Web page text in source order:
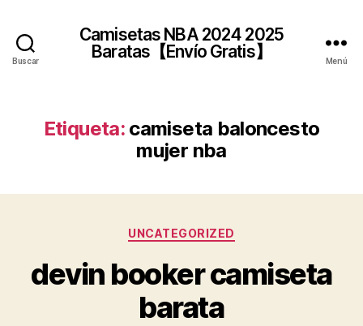
Buscar
Camisetas NBA 2024 2025
Baratas【Envío Gratis】
Menú
Etiqueta: camiseta baloncesto
mujer nba
Categorías
UNCATEGORIZED
devin booker camiseta
barata